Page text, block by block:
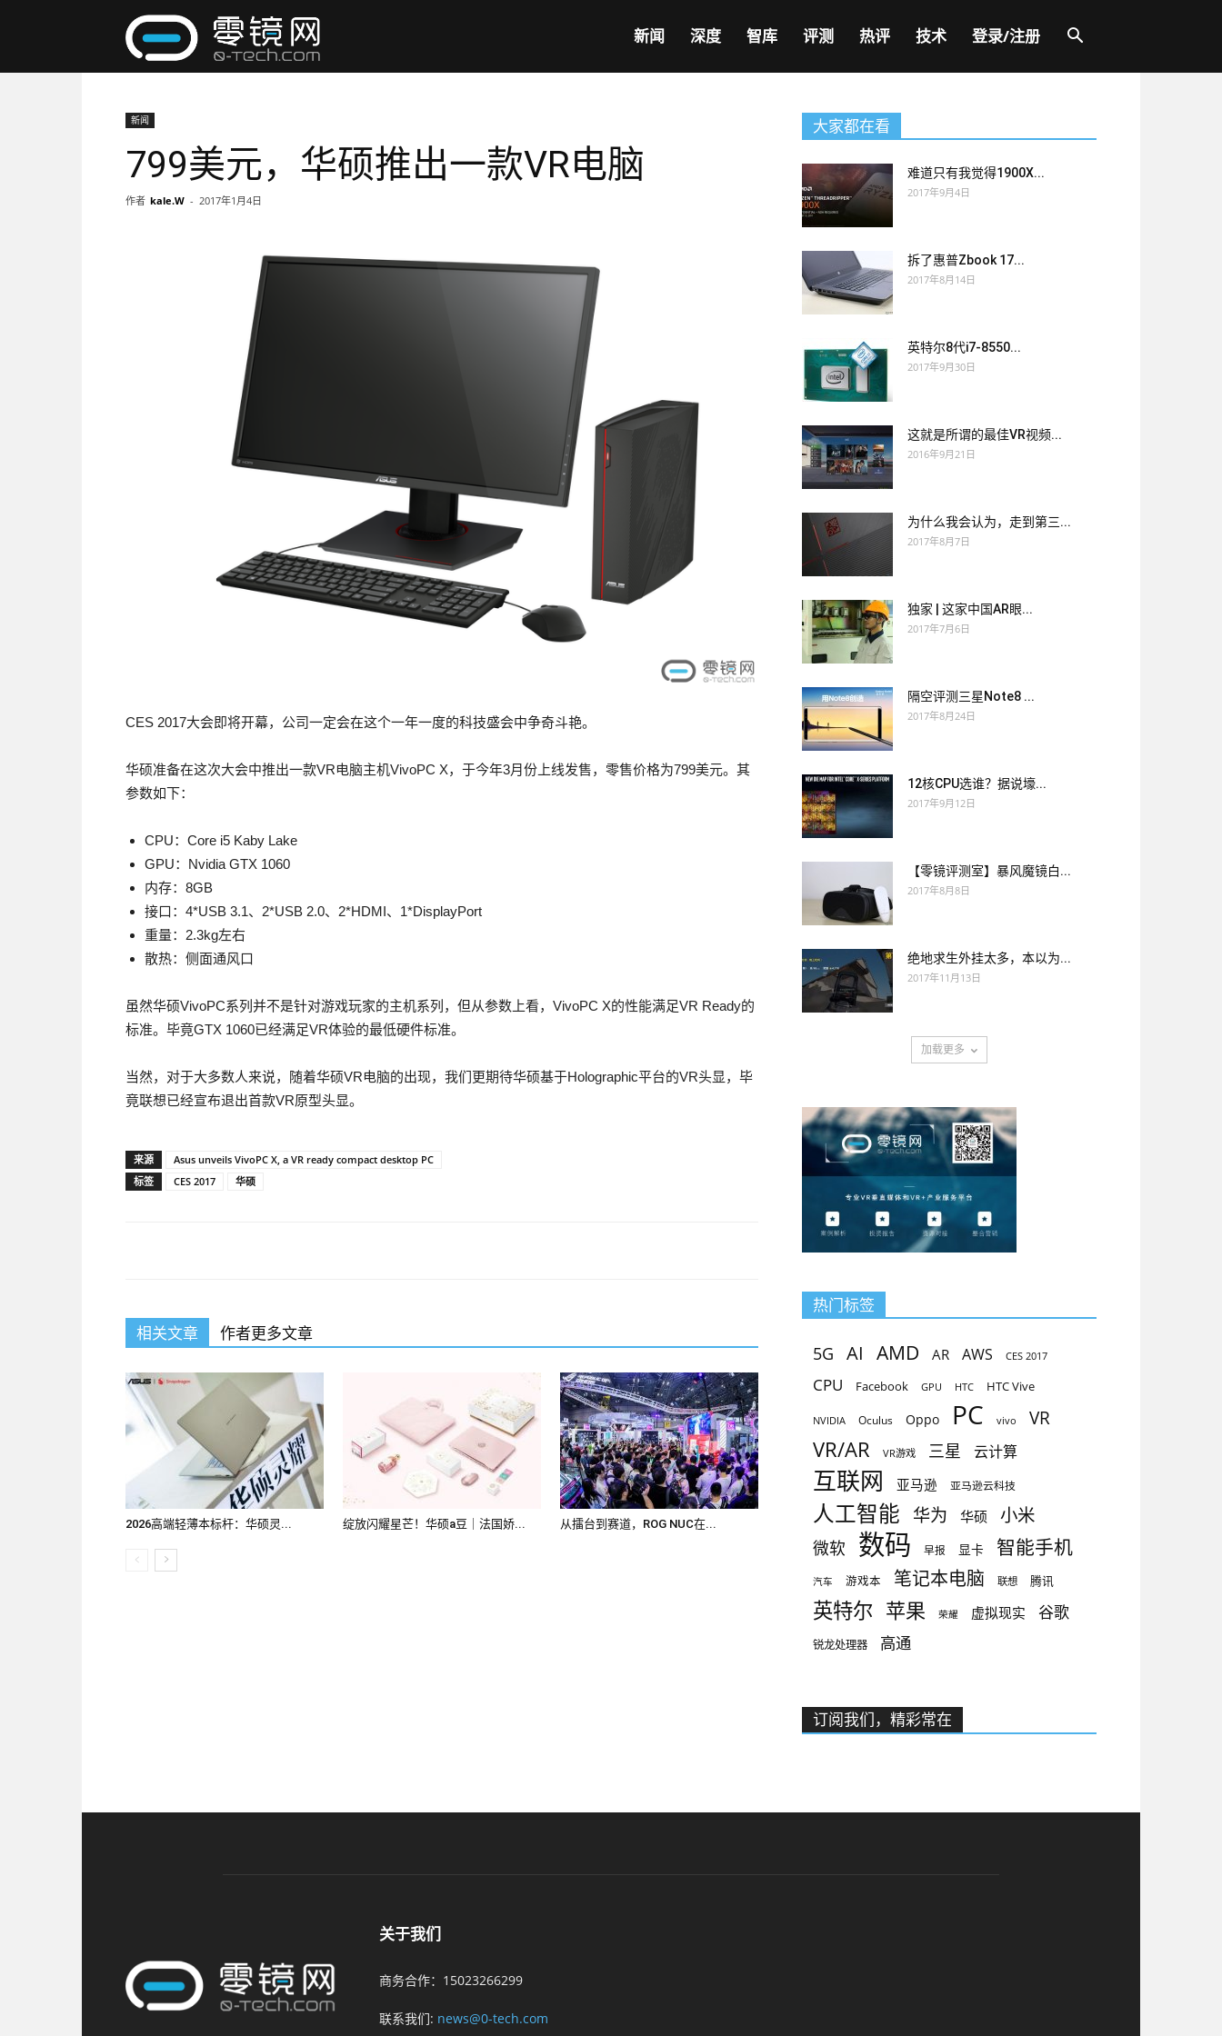
新闻 深度 智库 评测 热评 技术 登录/注册
新闻
799美元，华硕推出一款VR电脑
作者 kale.W - 2017年1月4日
CES 2017大会即将开幕，公司一定会在这个一年一度的科技盛会中争奇斗艳。
华硕准备在这次大会中推出一款VR电脑主机VivoPC X，于今年3月份上线发售，零售价格为799美元。其
参数如下：
CPU：Core i5 Kaby Lake
GPU：Nvidia GTX 1060
内存：8GB
接口：4*USB 3.1、2*USB 2.0、2*HDMI、1*DisplayPort
重量：2.3kg左右
散热：侧面通风口
虽然华硕VivoPC系列并不是针对游戏玩家的主机系列，但从参数上看，VivoPC X的性能满足VR Ready的
标准。毕竟GTX 1060已经满足VR体验的最低硬件标准。
当然，对于大多数人来说，随着华硕VR电脑的出现，我们更期待华硕基于Holographic平台的VR头显，毕
竟联想已经宣布退出首款VR原型头显。
来源
Asus unveils VivoPC X, a VR ready compact desktop PC
标签
CES 2017 华硕
相关文章 作者更多文章
2026高端轻薄本标杆：华硕灵... 绽放闪耀星芒！华硕a豆｜法国娇... 从擂台到赛道，ROG NUC在...
大家都在看
难道只有我觉得1900X...
2017年9月4日
拆了惠普Zbook 17...
2017年8月14日
英特尔8代i7-8550...
2017年9月30日
这就是所谓的最佳VR视频...
2016年9月21日
为什么我会认为，走到第三...
2017年8月7日
独家 | 这家中国AR眼...
2017年7月6日
隔空评测三星Note8 ...
2017年8月24日
12核CPU选谁？据说壕...
2017年9月12日
【零镜评测室】暴风魔镜白...
2017年8月8日
绝地求生外挂太多，本以为...
2017年11月13日
加载更多
热门标签
5G AI AMD AR AWS CES 2017
CPU Facebook GPU HTC HTC Vive
NVIDIA Oculus Oppo PC vivo VR
VR/AR VR游戏 三星 云计算
互联网 亚马逊 亚马逊云科技
人工智能 华为 华硕 小米
微软 数码 早报 显卡 智能手机
汽车 游戏本 笔记本电脑 联想 腾讯
英特尔 苹果 荣耀 虚拟现实 谷歌
锐龙处理器 高通
订阅我们，精彩常在
关于我们
商务合作：15023266299
联系我们: news@0-tech.com